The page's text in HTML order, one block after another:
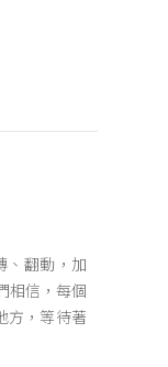
、翻動，加
相信，每個
方，等待著